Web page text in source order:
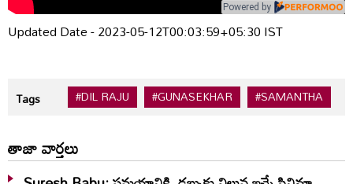
Powered by
Updated Date - 2023-05-12T00:03:59+05:30 IST
Tags #DIL RAJU #GUNASEKHAR #SAMANTHA
తాజా వార్తలు